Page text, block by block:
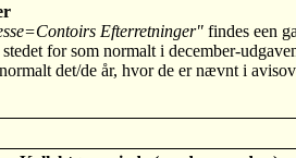
Efterretninger"findes een
for som normalt i december-
det/de år, hvor de er nævnt i